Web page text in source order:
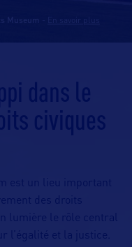
Museum
dans le
civiques
est un lieu important
des droits
lumière le rôle central
l’égalité et la justice.